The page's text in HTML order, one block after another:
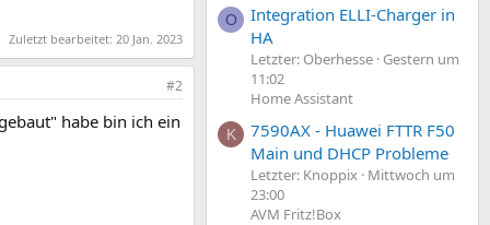
Zuletzt bearbeitet: 20 Jan. 2023
#2
habe bin ich ein
O
Integration ELLI-Charger in
HA
Letzter: Oberhesse Gestern um
11:02
Home Assistant
K
7590AX - Huawei FTTR F50
Main und DHCP Probleme
Letzter: Knoppix
Mittwoch um
23:00
AVM Fritz!Box